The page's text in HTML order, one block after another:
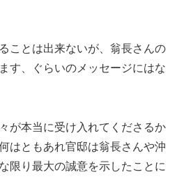
ことは出来ないが、翁長さんの
す、ぐらいのメッセージにはな
が本当に受け入れてくださるか
はともあれ官邸は翁長さんや沖
限り最大の誠意を示したことに